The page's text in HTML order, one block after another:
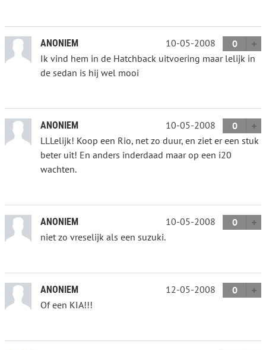
ANONIEM 10-05-2008
0
Ik vind hem in de Hatchback uitvoering maar lelijk in
de sedan is hij wel mooi
ANONIEM 10-05-2008
0
LLLelijk! Koop een Rio, net zo duur, en ziet er een stuk
beter uit! En anders inderdaad maar op een i20
wachten.
ANONIEM 10-05-2008
0
niet zo vreselijk als een suzuki.
ANONIEM 12-05-2008
0
Of een KIA!!!